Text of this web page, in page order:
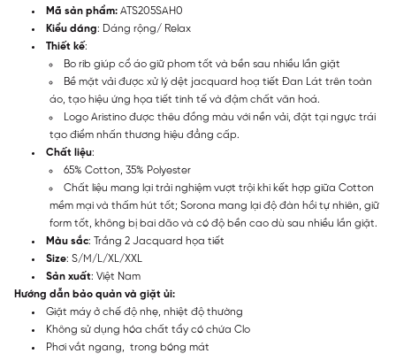
Mã sản phẩm: ATS205SAH0
Kiểu dáng: Dáng rộng/ Relax
Thiết kế:
Bo rib giúp cổ áo giữ phom tốt và bền sau nhiều lần giặt
Bề mặt vải được xử lý dệt jacquard hoạ tiết Đan Lát trên toàn
áo, tạo hiệu ứng họa tiết tinh tế và đậm chất văn hoá.
Logo Aristino được thêu đồng màu với nền vải, đặt tại ngực trái
tạo điểm nhấn thương hiệu đẳng cấp.
Chất liệu:
65% Cotton, 35% Polyester
Chất liệu mang lại trải nghiệm vượt trội khi kết hợp giữa Cotton
mềm mại và thấm hút tốt; Sorona mang lại độ đàn hồi tự nhiên, giữ
form tốt, không bị bai dão và có độ bền cao dù sau nhiều lần giặt.
Màu sắc: Trắng 2 Jacquard họa tiết
Size: S/M/L/XL/XXL
Sản xuất: Việt Nam
Hướng dẫn bảo quản và giặt ủi:
Giặt máy ở chế độ nhẹ, nhiệt độ thường
Không sử dụng hóa chất tẩy có chứa Clo
Phơi vắt ngang, trong bóng mát